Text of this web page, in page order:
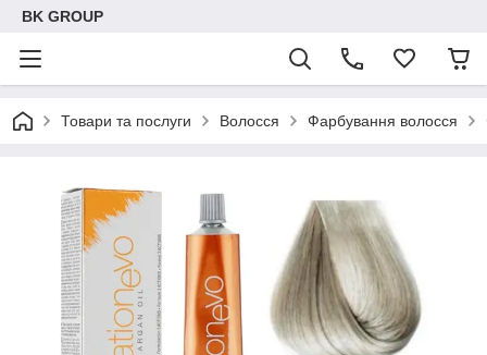
BK GROUP
Товари та послуги Волосся Фарбування волосся